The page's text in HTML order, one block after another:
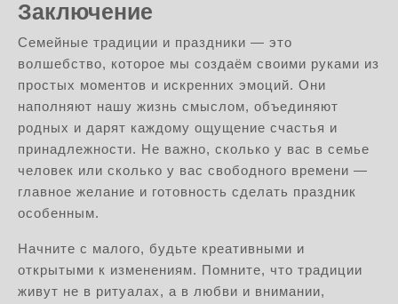
Заключение
Семейные традиции и праздники — это
волшебство, которое мы создаём своими руками из
простых моментов и искренних эмоций. Они
наполняют нашу жизнь смыслом, объединяют
родных и дарят каждому ощущение счастья и
принадлежности. Не важно, сколько у вас в семье
человек или сколько у вас свободного времени —
главное желание и готовность сделать праздник
особенным.
Начните с малого, будьте креативными и
открытыми к изменениям. Помните, что традиции
живут не в ритуалах, а в любви и внимании,